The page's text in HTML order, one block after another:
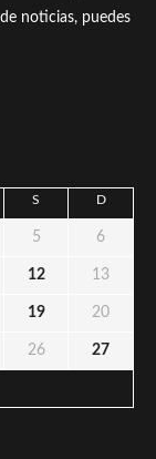
noticias, puedes
S D
5 6
12 13
19 20
26 27